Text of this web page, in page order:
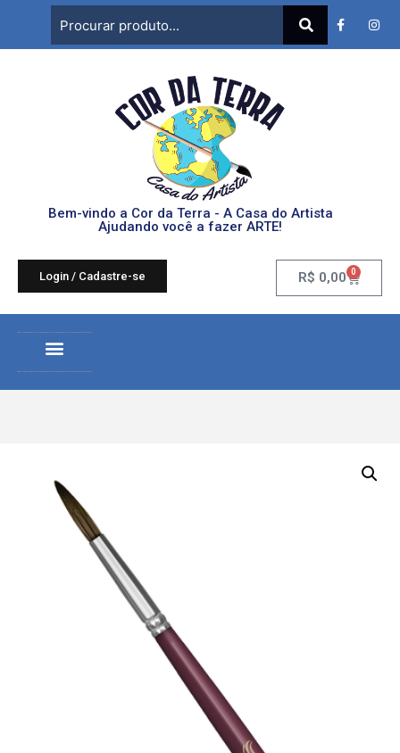
Bem-vindo a Cor da Terra - A Casa do Artista
Ajudando você a fazer ARTE!
Login / Cadastre-se R$ 0,00 0